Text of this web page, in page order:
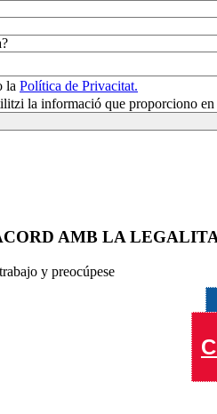
la Política de Privacitat.
la informació que proporciono
AMB LA
y preocúpese